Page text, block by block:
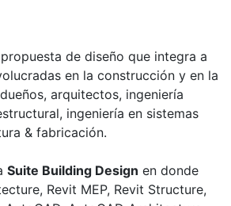
de diseño que integra a
en la construcción y en la
arquitectos, ingeniería
ingeniería en sistemas
& fabricación.
Suite Building Design en donde
Revit MEP, Revit Structure,